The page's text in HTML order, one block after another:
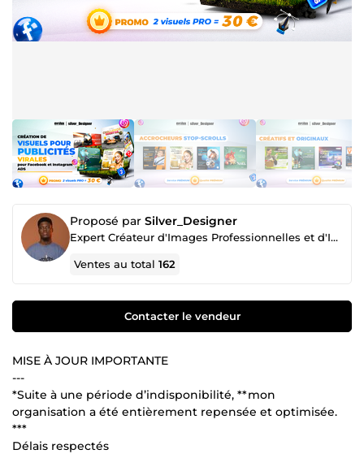
Proposé par Silver_Designer
Expert Créateur d'Images Professionnelles et d'Identité de Marque
Ventes au total162
Contacter le vendeur
MISE À JOUR IMPORTANTE
---
*Suite à une période d’indisponibilité, **mon
organisation a été entièrement repensée et optimisée.
***
Délais respectés